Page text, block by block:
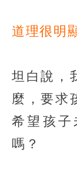
道理很明
坦白說，
麼，要求
希望孩子
嗎？